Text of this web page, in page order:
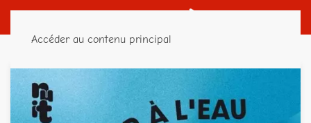
Accéder au contenu principal